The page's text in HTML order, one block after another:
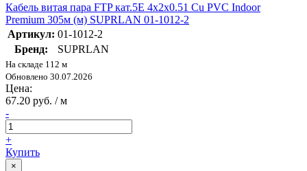
Кабель витая пара FTP кат.5E 4х2х0.51 Cu PVC Indoor
Premium 305м (м) SUPRLAN 01-1012-2
Артикул: 01-1012-2
Бренд:
SUPRLAN
На складе 112 м
Обновлено 30.07.2026
Цена:
67.20 руб. / м
-
+
Купить
×